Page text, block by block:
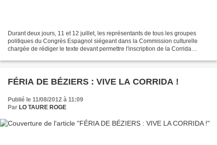
Durant deux jours, 11 et 12 juillet, les représentants de tous les groupes
politiques du Congrès Espagnol siégeant dans la Commission culturelle
chargée de rédiger le texte devant permettre l'inscription de la Corrida
FÉRIA DE BÉZIERS : VIVE LA CORRIDA !
Publié le 11/08/2012 à 11:09
Par LO TAURE ROGE